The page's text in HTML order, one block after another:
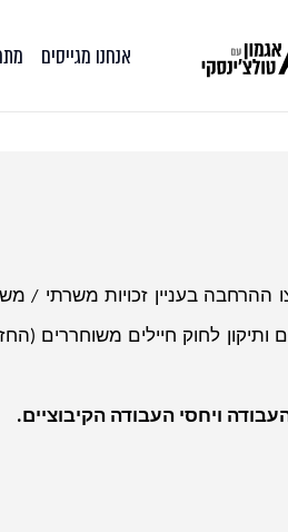
אנחנו מגייסים
ביום 29.4.2026 פורסמו צו ההרחבה בעניין
ותיקון לחוק חיילים משוחררים
ויחסי העבודה הקיבוציים.